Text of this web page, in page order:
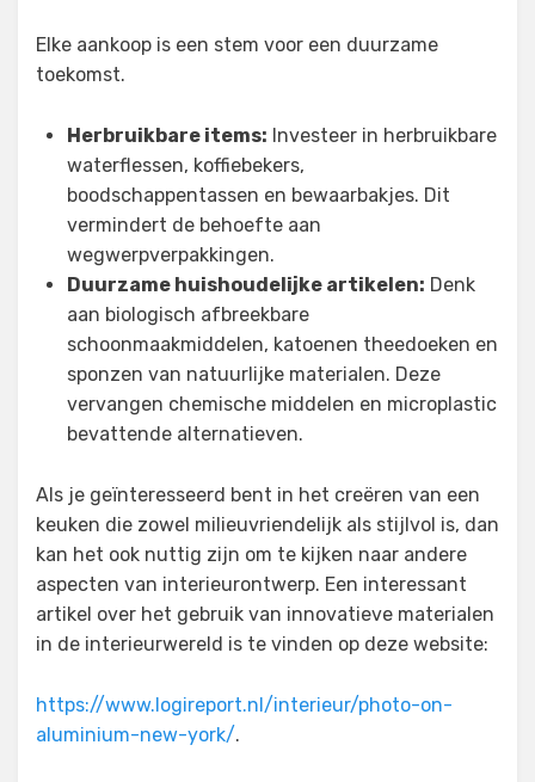
Elke aankoop is een stem voor een duurzame
toekomst.
Herbruikbare items: Investeer in herbruikbare
waterflessen, koffiebekers,
boodschappentassen en bewaarbakjes. Dit
vermindert de behoefte aan
wegwerpverpakkingen.
Duurzame huishoudelijke artikelen: Denk
aan biologisch afbreekbare
schoonmaakmiddelen, katoenen theedoeken en
sponzen van natuurlijke materialen. Deze
vervangen chemische middelen en microplastic
bevattende alternatieven.
Als je geïnteresseerd bent in het creëren van een
keuken die zowel milieuvriendelijk als stijlvol is, dan
kan het ook nuttig zijn om te kijken naar andere
aspecten van interieurontwerp. Een interessant
artikel over het gebruik van innovatieve materialen
in de interieurwereld is te vinden op deze website:
https://www.logireport.nl/interieur/photo-on-
aluminium-new-york/.